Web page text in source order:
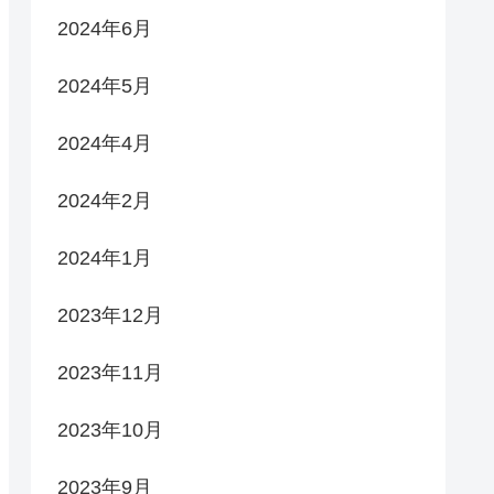
2024年6月
2024年5月
2024年4月
2024年2月
2024年1月
2023年12月
2023年11月
2023年10月
2023年9月